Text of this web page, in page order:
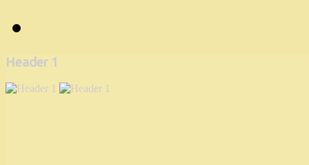
Header 1